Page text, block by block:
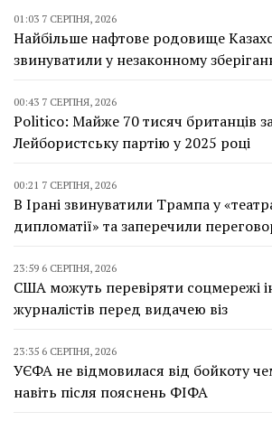
01:03 7 СЕРПНЯ, 2026
Найбільше нафтове родовище
звинуватили у незаконному
00:43 7 СЕРПНЯ, 2026
Politico: Майже 70 тисяч британців
Лейбористську партію у 2025 році
00:21 7 СЕРПНЯ, 2026
В Ірані звинуватили Трампа у
дипломатії» та заперечили
23:59 6 СЕРПНЯ, 2026
США можуть перевіряти соцмережі
журналістів перед видачею віз
23:35 6 СЕРПНЯ, 2026
УЄФА не відмовилася від бойкоту
навіть після пояснень ФІФА